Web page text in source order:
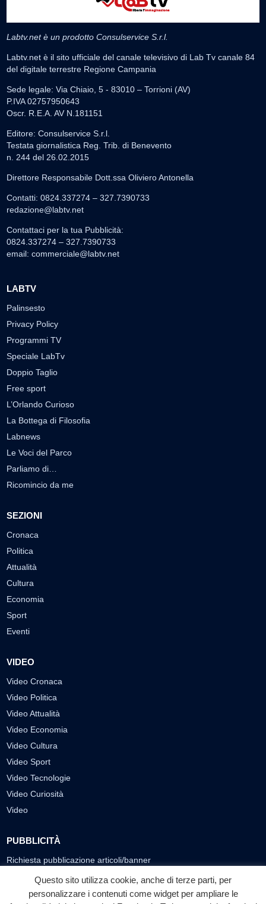
Labtv.net è un prodotto Consulservice S.r.l.
Labtv.net è il sito ufficiale del canale televisivo di Lab Tv canale 84
del digitale terrestre Regione Campania
Sede legale: Via Chiaio, 5 - 83010 – Torrioni (AV)
P.IVA 02757950643
Oscr. R.E.A. AV N.181151
Editore: Consulservice S.r.l.
Testata giornalistica Reg. Trib. di Benevento
n. 244 del 26.02.2015
Direttore Responsabile Dott.ssa Oliviero Antonella
Contatti: 0824.337274 – 327.7390733
redazione@labtv.net
Contattaci per la tua Pubblicità:
0824.337274 – 327.7390733
email: commerciale@labtv.net
LABTV
Palinsesto
Privacy Policy
Programmi TV
Speciale LabTv
Doppio Taglio
Free sport
L’Orlando Curioso
La Bottega di Filosofia
Labnews
Le Voci del Parco
Parliamo di…
Ricomincio da me
SEZIONI
Cronaca
Politica
Attualità
Cultura
Economia
Sport
Eventi
VIDEO
Video Cronaca
Video Politica
Video Attualità
Video Economia
Video Cultura
Video Sport
Video Tecnologie
Video Curiosità
Video
PUBBLICITÀ
Richiesta pubblicazione articoli/banner
SEGUICI SUI SOCIAL
Questo sito utilizza cookie, anche di terze parti, per
personalizzare i contenuti come widget per ampliare le